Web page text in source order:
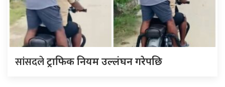
सांसदलेट्राफिक नियम उल्लंघन गरेपछि